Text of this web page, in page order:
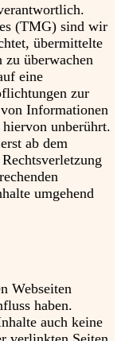
(TMG) sind wir
übermittelte
zu überwachen
eine
zur
Informationen
unberührt.
ab dem
umgehend
Webseiten
haben.
auch keine